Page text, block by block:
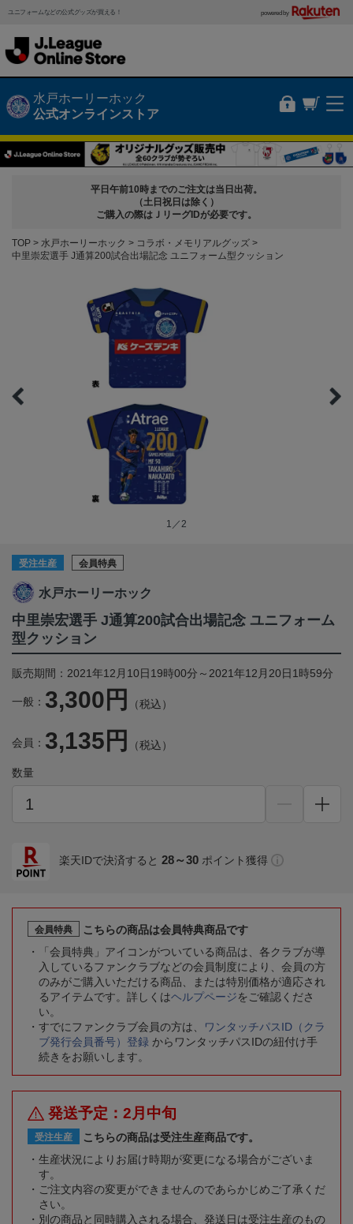
ユニフォームなどの公式グッズが買える！ powered by
水戸ホーリーホック
公式オンラインストア
平日午前10時までのご注文は当日出荷。
（土日祝日は除く）
ご購入の際はＪリーグIDが必要です。
TOP 水戸ホーリーホック
コラボ・メモリアルグッズ
中里崇宏選手 J通算200試合出場記念 ユニフォーム型クッション
1／2
受注生産 会員特典
水戸ホーリーホック
中里崇宏選手 J通算200試合出場記念 ユニフォーム
型クッション
販売期間：2021年12月10日19時00分～2021年12月20日1時59分
一般： 3,300円 （税込）
会員： 3,135円 （税込）
数量
楽天IDで決済すると 28～30 ポイント獲得
会員特典
こちらの商品は会員特典商品です
「会員特典」アイコンがついている商品は、各クラブが導
入しているファンクラブなどの会員制度により、会員の方
のみがご購入いただける商品、または特別価格が適応され
るアイテムです。詳しくはヘルプページをご確認くださ
い。
すでにファンクラブ会員の方は、
ワンタッチパスID（クラ
ブ発行会員番号）登録 からワンタッチパスIDの紐付け手
続きをお願いします。
発送予定：2月中旬
受注生産
こちらの商品は受注生産商品です。
生産状況によりお届け時期が変更になる場合がございま
す。
ご注文内容の変更ができませんのであらかじめご了承くだ
さい。
別の商品と同時購入される場合、発送日は受注生産のもの